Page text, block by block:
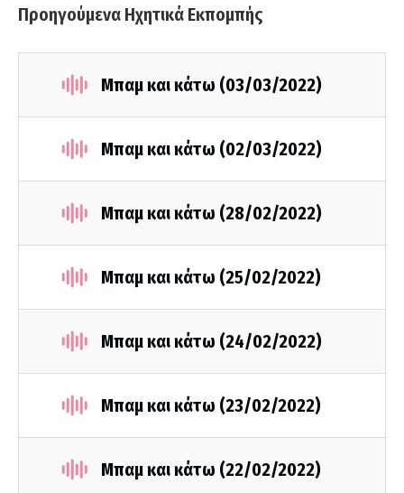
Προηγούμενα Ηχητικά Εκπομπής
Μπαμ και κάτω (03/03/2022)
Μπαμ και κάτω (02/03/2022)
Μπαμ και κάτω (28/02/2022)
Μπαμ και κάτω (25/02/2022)
Μπαμ και κάτω (24/02/2022)
Μπαμ και κάτω (23/02/2022)
Μπαμ και κάτω (22/02/2022)